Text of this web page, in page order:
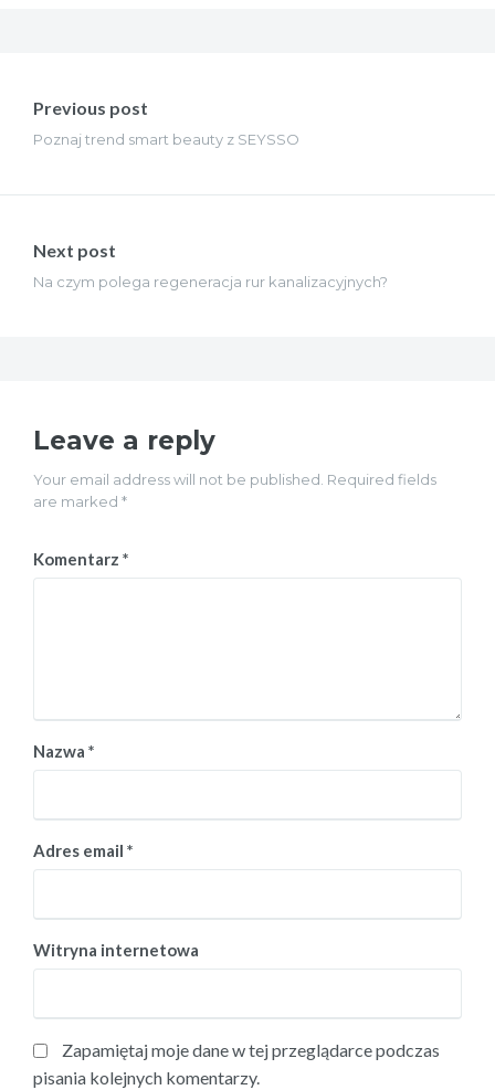
wpisu
Previous post
Poznaj trend smart beauty z SEYSSO
Next post
Na czym polega regeneracja rur kanalizacyjnych?
Leave a reply
Your email address will not be published. Required fields
are marked *
Komentarz *
Nazwa *
Adres email *
Witryna internetowa
Zapamiętaj moje dane w tej przeglądarce podczas
pisania kolejnych komentarzy.